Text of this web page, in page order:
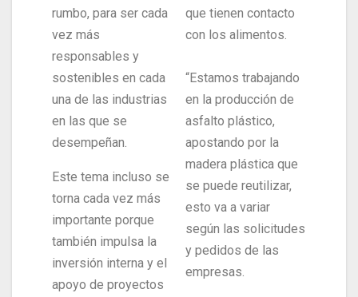
rumbo, para ser cada
vez más
responsables y
sostenibles en cada
una de las industrias
en las que se
desempeñan.
Este tema incluso se
torna cada vez más
importante porque
también impulsa la
inversión interna y el
apoyo de proyectos
que tienen contacto
con los alimentos.
“Estamos trabajando
en la producción de
asfalto plástico,
apostando por la
madera plástica que
se puede reutilizar,
esto va a variar
según las solicitudes
y pedidos de las
empresas.